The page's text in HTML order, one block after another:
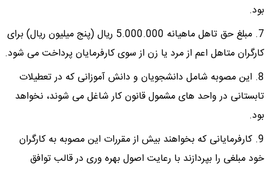
بود.
7. مبلغ حق تاهل ماهیانه 5.000.000 ریال (پنج میلیون ریال) برای
کارگران متاهل اعم از مرد یا زن از سوی کارفرمایان پرداخت می شود.
8. این مصوبه شامل دانشجویان و دانش آموزانی که در تعطیلات
تابستانی در واحد های مشمول قانون کار شاغل می شوند، نخواهد
بود.
9. کارفرمایانی که بخواهند بیش از مقررات این مصوبه به کارگران
خود مبلغی را بپردازند با رعایت اصول بهره وری در قالب توافق